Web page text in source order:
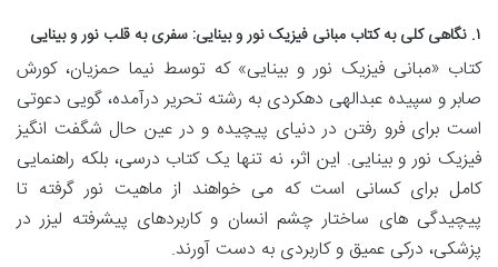
۱. نگاهی کلی به کتاب مبانی فیزیک نور و بینایی: سفری به قلب نور و بینایی
کتاب «مبانی فیزیک نور و بینایی» که توسط نیما حمزیان، کورش
صابر و سپیده عبدالهی دهکردی به رشته تحریر درآمده، گویی دعوتی
است برای فرو رفتن در دنیای پیچیده و در عین حال شگفت انگیز
فیزیک نور و بینایی. این اثر، نه تنها یک کتاب درسی، بلکه راهنمایی
کامل برای کسانی است که می خواهند از ماهیت نور گرفته تا
پیچیدگی های ساختار چشم انسان و کاربردهای پیشرفته لیزر در
پزشکی، درکی عمیق و کاربردی به دست آورند.